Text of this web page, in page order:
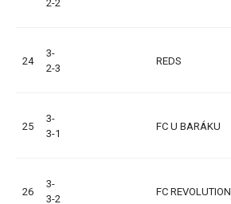
2-2
24
3-
2-3
REDS
25
3-
3-1
FC U BARÁKU
26
3-
3-2
FC REVOLUTION